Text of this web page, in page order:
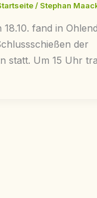
/ Stephan
18.10. fand in
der
statt. Um 15 Uhr